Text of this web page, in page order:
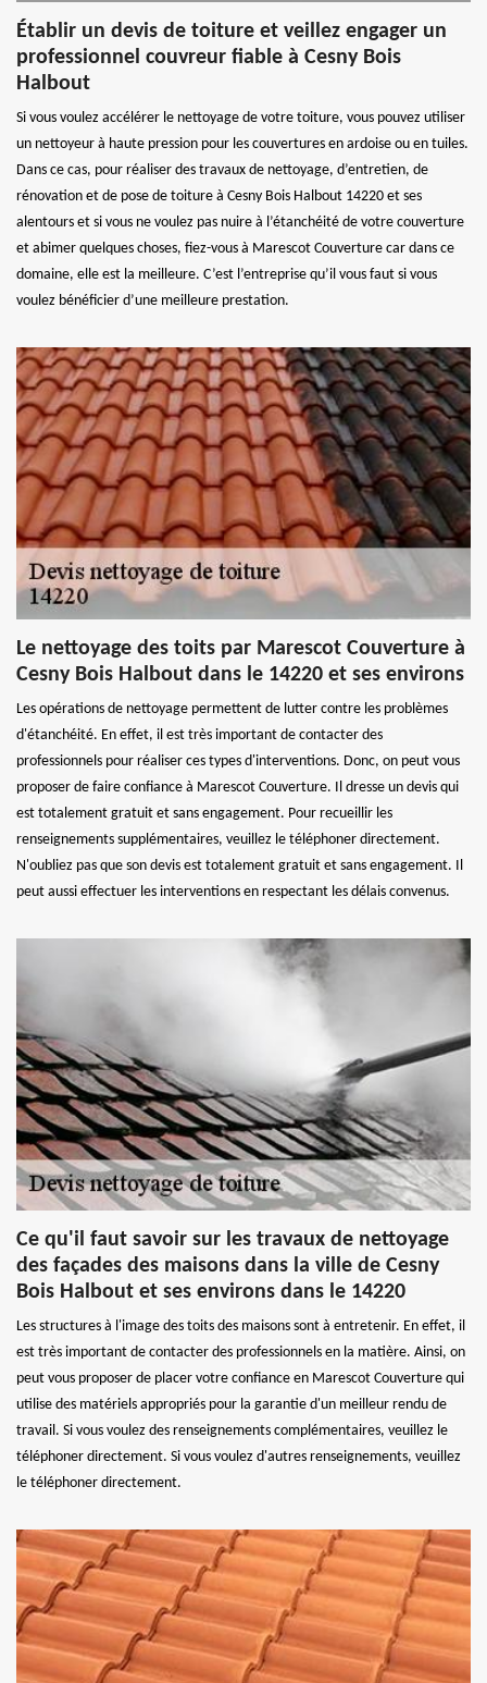
Établir un devis de toiture et veillez engager un
professionnel couvreur fiable à Cesny Bois
Halbout
Si vous voulez accélérer le nettoyage de votre toiture, vous pouvez utiliser
un nettoyeur à haute pression pour les couvertures en ardoise ou en tuiles.
Dans ce cas, pour réaliser des travaux de nettoyage, d’entretien, de
rénovation et de pose de toiture à Cesny Bois Halbout 14220 et ses
alentours et si vous ne voulez pas nuire à l’étanchéité de votre couverture
et abimer quelques choses, fiez-vous à Marescot Couverture car dans ce
domaine, elle est la meilleure. C’est l’entreprise qu’il vous faut si vous
voulez bénéficier d’une meilleure prestation.
Le nettoyage des toits par Marescot Couverture à
Cesny Bois Halbout dans le 14220 et ses environs
Les opérations de nettoyage permettent de lutter contre les problèmes
d'étanchéité. En effet, il est très important de contacter des
professionnels pour réaliser ces types d'interventions. Donc, on peut vous
proposer de faire confiance à Marescot Couverture. Il dresse un devis qui
est totalement gratuit et sans engagement. Pour recueillir les
renseignements supplémentaires, veuillez le téléphoner directement.
N'oubliez pas que son devis est totalement gratuit et sans engagement. Il
peut aussi effectuer les interventions en respectant les délais convenus.
Ce qu'il faut savoir sur les travaux de nettoyage
des façades des maisons dans la ville de Cesny
Bois Halbout et ses environs dans le 14220
Les structures à l'image des toits des maisons sont à entretenir. En effet, il
est très important de contacter des professionnels en la matière. Ainsi, on
peut vous proposer de placer votre confiance en Marescot Couverture qui
utilise des matériels appropriés pour la garantie d'un meilleur rendu de
travail. Si vous voulez des renseignements complémentaires, veuillez le
téléphoner directement. Si vous voulez d'autres renseignements, veuillez
le téléphoner directement.